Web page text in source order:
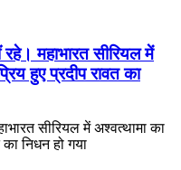
महाभारत सीरियल में
हुए प्रदीप रावत का
सीरियल में अश्वत्थामा का
निधन हो गया